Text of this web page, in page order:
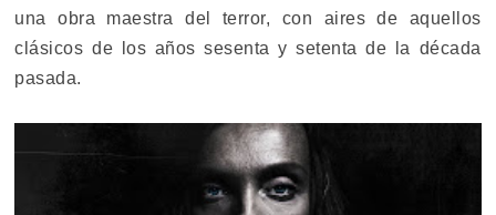
una obra maestra del terror, con aires de aquellos
clásicos de los años sesenta y setenta de la década
pasada.